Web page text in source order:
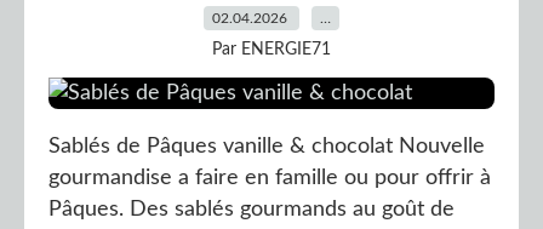
02.04.2026
Par ENERGIE71
Sablés de Pâques vanille & chocolat Nouvelle
gourmandise a faire en famille ou pour offrir à
Pâques. Des sablés gourmands au goût de